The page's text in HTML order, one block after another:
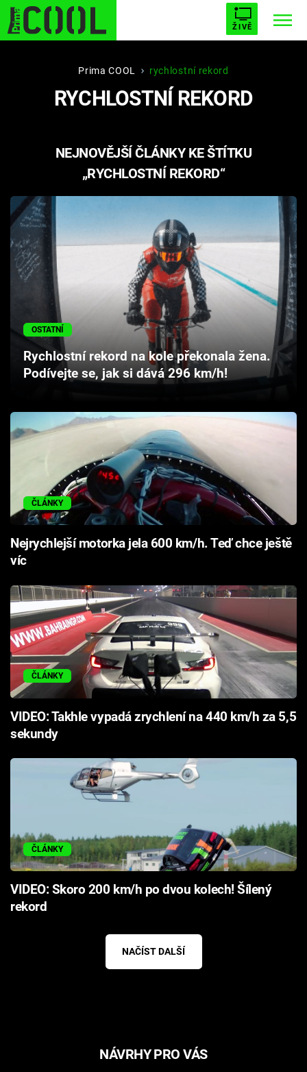
ŽIVĚ
STARHOUSE BUFFY, PŘEMOŽITELKA UPÍRŮ
PLNEJ KOTEL AVENGERS 5
Filmy
Seriály
Hry
Cool Esport
Pořady
Sledujte prima+
Přihlášení
Sledujte nás
Prima COOL rychlostní rekord
RYCHLOSTNÍ REKORD
NEJNOVĚJŠÍ ČLÁNKY KE ŠTÍTKU
„RYCHLOSTNÍ REKORD“
OSTATNÍ
Rychlostní rekord na kole překonala žena.
Podívejte se, jak si dává 296 km/h!
ČLÁNKY
Nejrychlejší motorka jela 600 km/h. Teď chce ještě
víc
ČLÁNKY
VIDEO: Takhle vypadá zrychlení na 440 km/h za 5,5
sekundy
ČLÁNKY
VIDEO: Skoro 200 km/h po dvou kolech! Šílený
rekord
NAČÍST DALŠÍ
NÁVRHY PRO VÁS